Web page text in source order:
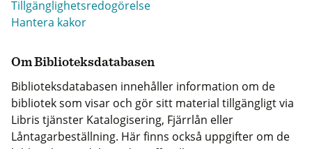
Tillgänglighetsredogörelse
Hantera kakor
Om Biblioteksdatabasen
Biblioteksdatabasen innehåller information om de
bibliotek som visar och gör sitt material tillgängligt via
Libris tjänster Katalogisering, Fjärrlån eller
Låntagarbeställning. Här finns också uppgifter om de